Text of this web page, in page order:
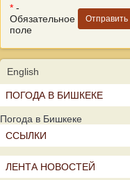
* -
Обязательное
поле
English
ПОГОДА В БИШКЕКЕ
Погода в Бишкеке
ССЫЛКИ
ЛЕНТА НОВОСТЕЙ